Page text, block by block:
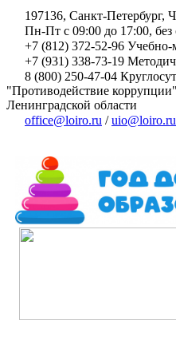
197136, Санкт-Петербург,
Пн-Пт с 09:00 до 17:00, без
+7 (812) 372-52-96 Учебно-
+7 (931) 338-73-19
8 (800) 250-47-04
"Противодействие
Ленинградской области
office@loiro.ru /uio@loiro.ru